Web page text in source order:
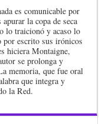
es comunicable por
la copa de seca
lo traicionó y acaso lo
por escrito sus irónicos
hiciera Montaigne,
se prolonga y
memoria, que fue oral
que integra y
la Red.